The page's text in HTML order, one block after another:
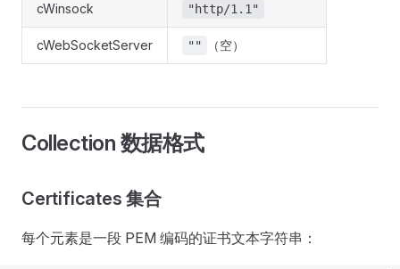
cWinsock "http/1.1"
cWebSocketServer "" （空）
Collection 数据格式
Certificates 集合
每个元素是一段 PEM 编码的证书文本字符串：